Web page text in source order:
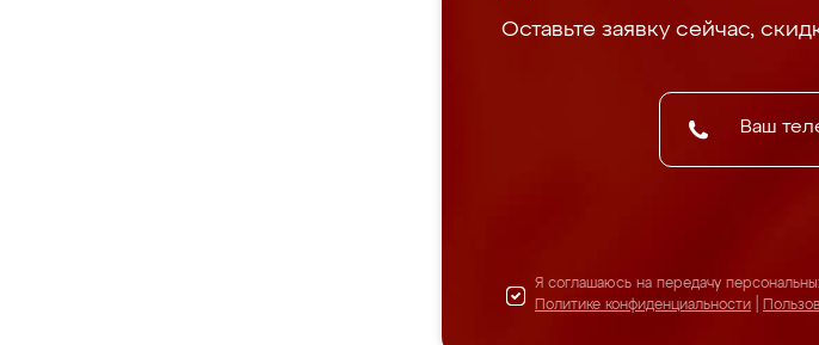
Оставьте заявку сейчас,
Я соглашаюсь на передачу
Политике конфиденциальности